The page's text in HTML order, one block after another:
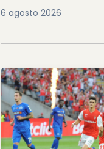
6 agosto 2026